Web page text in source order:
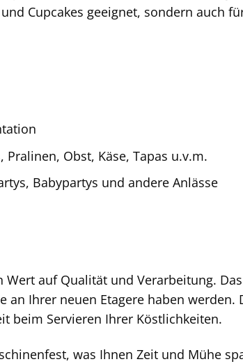
Cupcakes geeignet, sondern auch
Obst, Käse, Tapas u.v.m.
Babypartys und andere Anlässe
Wert auf Qualität und Verarbeitung.
an Ihrer neuen Etagere haben werden.
beim Servieren Ihrer Köstlichkeiten.
was Ihnen Zeit und Mühe